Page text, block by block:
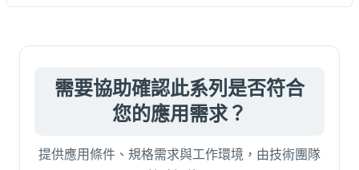
需要協助確認此系列是否符合
您的應用需求？
提供應用條件、規格需求與工作環境，由技術團隊